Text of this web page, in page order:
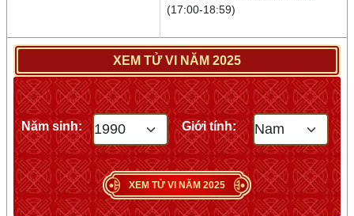
(17:00-18:59)
XEM TỬ VI NĂM 2025
Năm sinh: Giới tính:
XEM TỬ VI NĂM 2025